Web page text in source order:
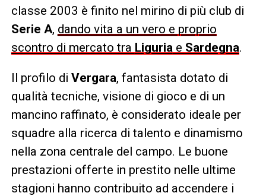
classe 2003 è finito nel mirino di più club di
Serie A, dando vita a un vero e proprio
scontro di mercato tra Liguria e Sardegna.
Il profilo di Vergara, fantasista dotato di
qualità tecniche, visione di gioco e di un
mancino raffinato, è considerato ideale per
squadre alla ricerca di talento e dinamismo
nella zona centrale del campo. Le buone
prestazioni offerte in prestito nelle ultime
stagioni hanno contribuito ad accendere i